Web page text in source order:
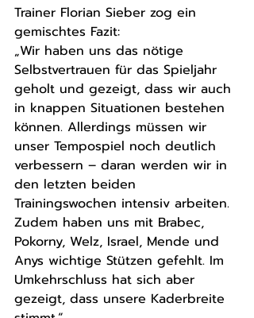
Trainer Florian Sieber zog ein
gemischtes Fazit:
„Wir haben uns das nötige
Selbstvertrauen für das Spieljahr
geholt und gezeigt, dass wir auch
in knappen Situationen bestehen
können. Allerdings müssen wir
unser Tempospiel noch deutlich
verbessern – daran werden wir in
den letzten beiden
Trainingswochen intensiv arbeiten.
Zudem haben uns mit Brabec,
Pokorny, Welz, Israel, Mende und
Anys wichtige Stützen gefehlt. Im
Umkehrschluss hat sich aber
gezeigt, dass unsere Kaderbreite